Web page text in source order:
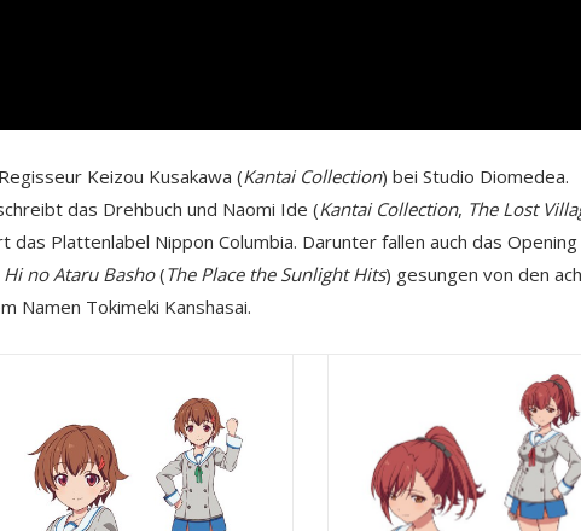
Keizou Kusakawa (Kantai Collection) bei Studio Diomedea.
das Drehbuch und Naomi Ide (Kantai Collection, The Lost
Plattenlabel Nippon Columbia. Darunter fallen auch das Opening
Hi no Ataru Basho(The Place the Sunlight Hits) gesungen von den
Namen Tokimeki Kanshasai.